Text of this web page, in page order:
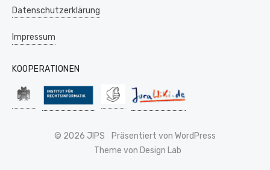
Datenschutzerklärung
Impressum
KOOPERATIONEN
© 2026 JIPS
Präsentiert von WordPress
Theme von Design Lab